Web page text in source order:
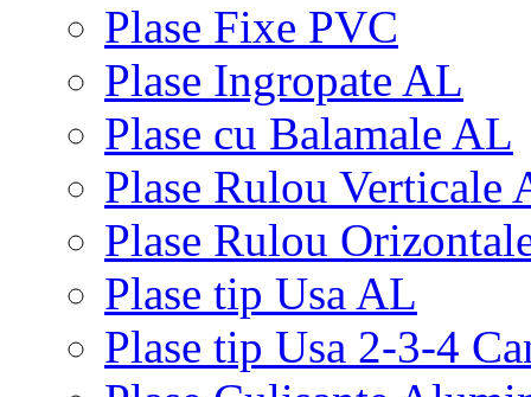
Plase Fixe PVC
Plase Ingropate AL
Plase cu Balamale AL
Plase Rulou Verticale
Plase Rulou
Plase tip Usa AL
Plase tip Usa 2-3-4